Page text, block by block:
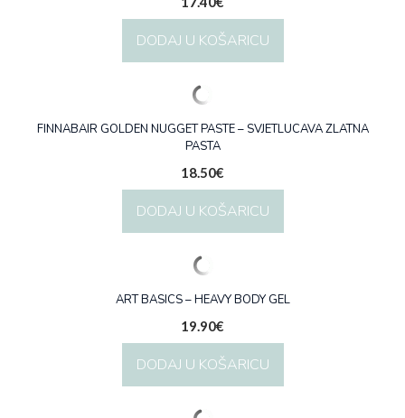
DODAJ U KOŠARICU
FINNABAIR GOLDEN NUGGET PASTE – SVJETLUCAVA ZLATNA
PASTA
18.50€
DODAJ U KOŠARICU
ART BASICS – HEAVY BODY GEL
19.90€
DODAJ U KOŠARICU